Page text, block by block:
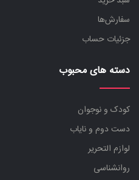
سفارش‌ها
جزئیات حساب
دسته های محبوب
کودک و نوجوان
دست دوم و نایاب
لوازم التحریر
روانشناسی